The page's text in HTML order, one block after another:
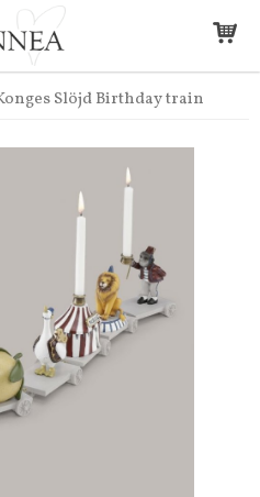
Slöjd Birthday train